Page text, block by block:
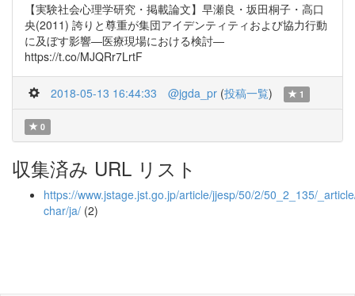
【実験社会心理学研究・掲載論文】早瀬良・坂田桐子・高口
央(2011) 誇りと尊重が集団アイデンティティおよび協力行動
に及ぼす影響―医療現場における検討―
https://t.co/MJQRr7LrtF
2018-05-13 16:44:33 @jgda_pr (投稿一覧) 1
0
収集済み URL リスト
https://www.jstage.jst.go.jp/article/jjesp/50/2/50_2_135/
char/ja/ (2)